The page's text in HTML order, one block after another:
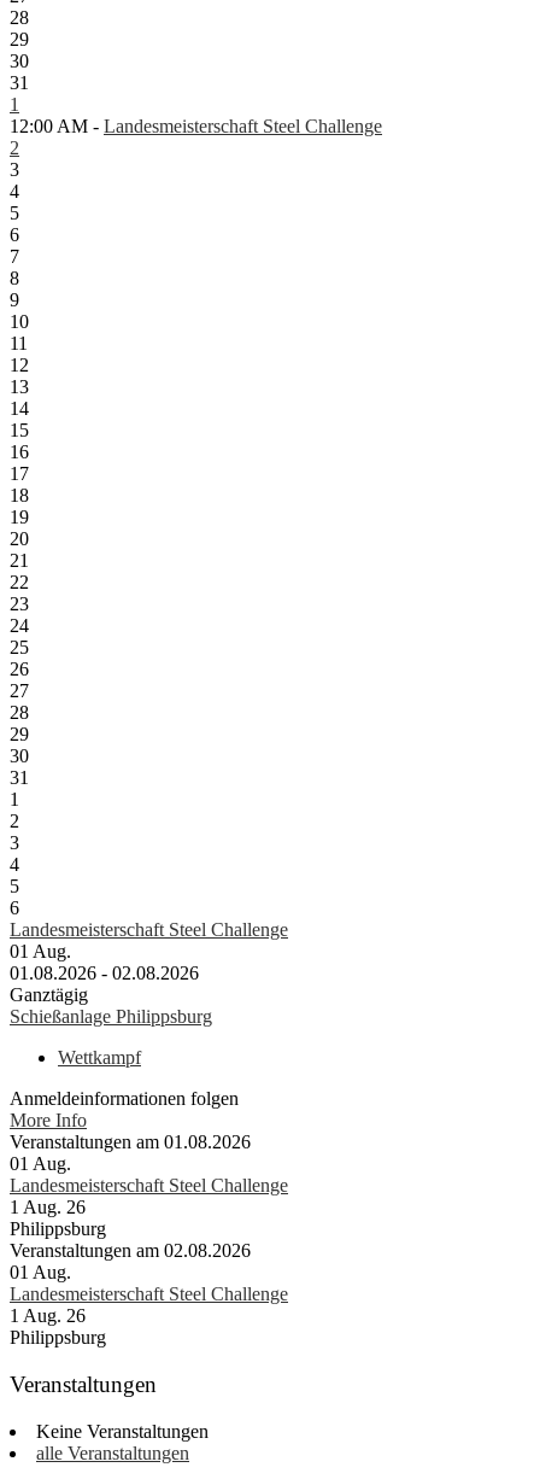
28
29
30
31
1
12:00 AM - Landesmeisterschaft Steel Challenge
2
3
4
5
6
7
8
9
10
11
12
13
14
15
16
17
18
19
20
21
22
23
24
25
26
27
28
29
30
31
1
2
3
4
5
6
Landesmeisterschaft Steel Challenge
01 Aug.
01.08.2026 - 02.08.2026
Ganztägig
Schießanlage Philippsburg
Wettkampf
Anmeldeinformationen folgen
More Info
Veranstaltungen am 01.08.2026
01 Aug.
Landesmeisterschaft Steel Challenge
1 Aug. 26
Philippsburg
Veranstaltungen am 02.08.2026
01 Aug.
Landesmeisterschaft Steel Challenge
1 Aug. 26
Philippsburg
Veranstaltungen
Keine Veranstaltungen
alle Veranstaltungen